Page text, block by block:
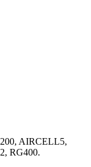
AIRCELL5,
RG400.